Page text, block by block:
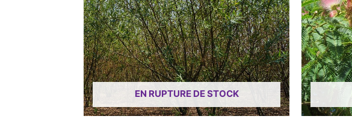
EN RUPTURE DE STOCK